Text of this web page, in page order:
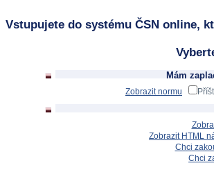
Vstupujete do systému ČSN online,
Mám
Zobrazit normu
Zobrazit HTML
Chci
Chci